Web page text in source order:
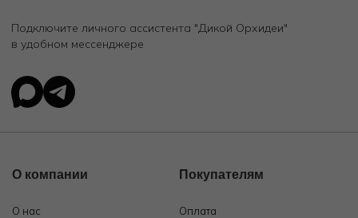
Подключите личного ассистента "Дикой Орхидеи"
в удобном мессенджере
О компании
О нас
Покупателям
Оплата